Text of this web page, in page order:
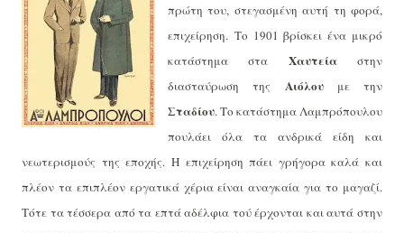
πρώτη του, στεγασμένη αυτή τη φορά,
επιχείρηση. Το 1901 βρίσκει ένα μικρό
κατάστημα στα Χαυτείαστην
διασταύρωση της Αιόλουμε την
Σταδίου. Το κατάστημα Λαμπρόπουλου
πουλάει όλα τα ανδρικά είδη και
νεωτερισμούς της εποχής. Η επιχείρηση πάει γρήγορα καλά και
πλέον τα επιπλέον εργατικά χέρια είναι αναγκαία για το μαγαζί.
Τότε τα τέσσερα από τα επτά αδέλφια τού έρχονται και αυτά στην